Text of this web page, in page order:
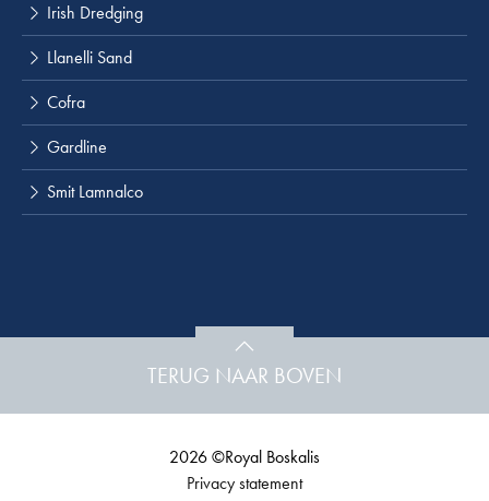
Irish Dredging
Llanelli Sand
Cofra
Gardline
Smit Lamnalco
TERUG NAAR BOVEN
2026 ©Royal Boskalis
Privacy statement